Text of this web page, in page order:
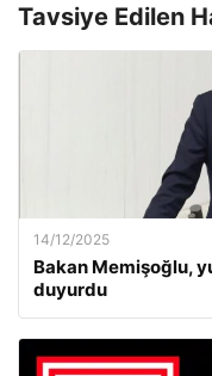
Tavsiye Edilen
14/12/2025
Bakan Memişoğlu,
duyurdu